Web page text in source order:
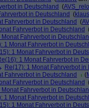
in Deutschland (
in Deutschland (
Fahrverbot in Deutschland (
Fahrverbot in Deutschland
Monat Fahrverbot in
1 Monat Fahrverbot in
1 Monat Fahrverbot in
1 Monat Fahrverbot in
Re(17): 1 Monat Fahrverbot in
Fahrverbot in Deutschland
(
Fahrverbot in Deutschland
Monat Fahrverbot in
1 Monat Fahrverbot in
1 Monat Fahrverbot in